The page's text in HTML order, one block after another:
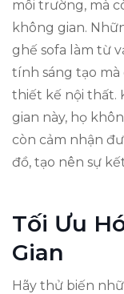
môi trường, mà
không gian.
ghế sofa làm từ
tính sáng tạo mà
thiết kế nội thất.
gian này, họ
còn cảm nhận
đồ, tạo nên sự
Tối Ưu
Gian
Hãy thử biến